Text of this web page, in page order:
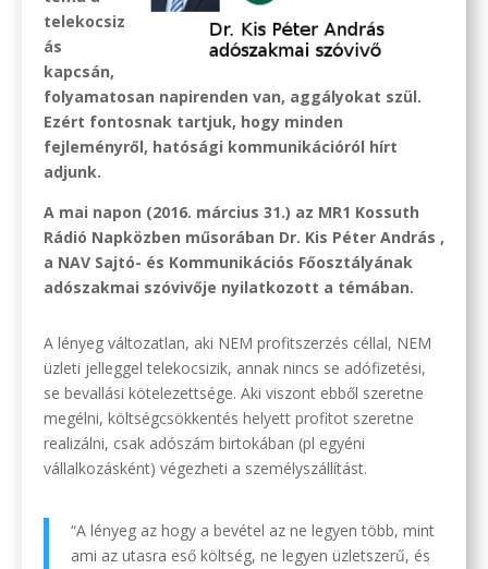
telekocsiz
ás
kapcsán,
folyamatosan napirenden van, aggályokat szül.
Ezért fontosnak tartjuk, hogy minden
fejleményről, hatósági kommunikációról hírt
adjunk.
A mai napon (2016. március 31.) az MR1 Kossuth
Rádió Napközben műsorában Dr. Kis Péter András ,
a NAV Sajtó- és Kommunikációs Főosztályának
adószakmai szóvivője nyilatkozott a témában.
A lényeg változatlan, aki NEM profitszerzés céllal, NEM
üzleti jelleggel telekocsizik, annak nincs se adófizetési,
se bevallási kötelezettsége. Aki viszont ebből szeretne
megélni, költségcsökkentés helyett profitot szeretne
realizálni, csak adószám birtokában (pl egyéni
vállalkozásként) végezheti a személyszállítást.
“A lényeg az hogy a bevétel az ne legyen több, mint
ami az utasra eső költség, ne legyen üzletszerű, és